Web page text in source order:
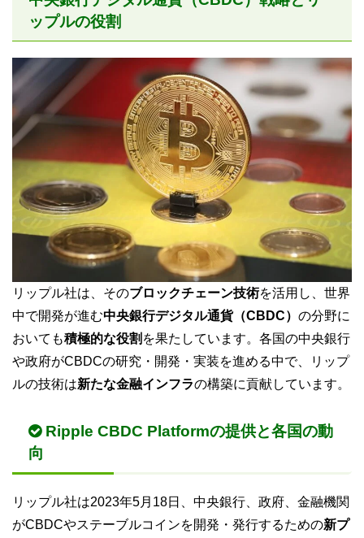
ップルの役割
リップル社は、そのブロックチェーン技術を活用し、世界
中で開発が進む中央銀行デジタル通貨（CBDC） の分野に
おいても積極的な役割 を果たしています。各国の中央銀行
や政府がCBDCの研究・開発・実装を進める中で、リップ
ルの技術は新たな金融インフラの構築に貢献しています。
Ripple CBDC Platformの提供と各国の動
向
リップル社は2023年5月18日、中央銀行、政府、金融機関
がCBDCやステーブルコインを開発・発行するための新プ